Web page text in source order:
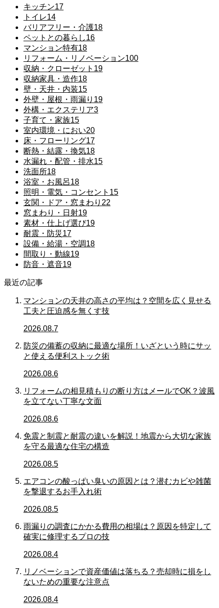
キッチン17
トイレ14
バリアフリー・介護18
ペットとの暮らし16
マンション特有18
リフォーム・リノベーション100
収納・クローゼット 19
収納家具・造作18
壁・天井・内装15
外壁・屋根・雨漏り 19
外構・エクステリア3
子育て・家族15
室内環境・におい20
床・フローリング17
断熱・結露・換気18
水漏れ・配管・排水15
洗面所18
浴室・お風呂18
照明・電気・コンセント 15
玄関・ドア・窓まわり 22
窓まわり・日射19
素材・仕上げ選び19
耐震・防災17
設備・給湯・空調18
間取り・動線19
防音・遮音19
最近の記事
マンションの天井の高さの平均は？空間を広く見せる
工夫と圧迫感を無くす技
2026.08.7
防災の備蓄の収納に最適な場所！いざという時にサッ
と使える便利ストック術
2026.08.6
リフォームの相見積もりの断り方はメールでOK？波風
を立てない丁寧な文面
2026.08.6
免震と制震と耐震の違いを解説！地震から大切な家族
を守る最適な住宅の構造
2026.08.5
エアコンの酸っぱい臭いの原因とは？潜むカビや雑菌
を撃退するお手入れ術
2026.08.5
雨漏りの調査にかかる費用の相場は？原因を特定して
確実に修理するプロの技
2026.08.4
リノベーションで資産価値は落ちる？売却時に損をし
ないための重要な注意点
2026.08.4